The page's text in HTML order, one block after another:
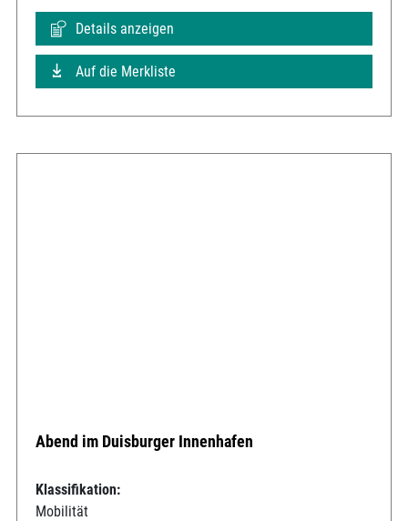
Details anzeigen
Auf die Merkliste
Abend im Duisburger Innenhafen
Klassifikation:
Mobilität